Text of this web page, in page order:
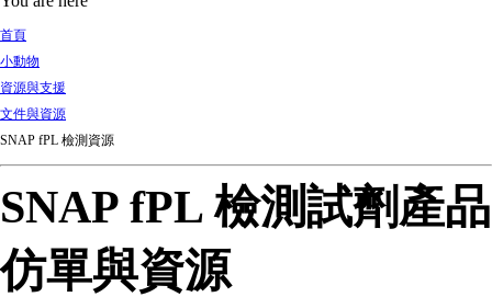
首頁
小動物
資源與支援
文件與資源
SNAP fPL 檢測資源
SNAP fPL 檢測試劑產品
仿單與資源